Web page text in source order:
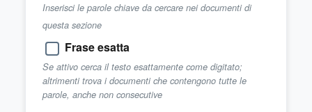
Inserisci le parole chiave da cercare nei documenti di
questa sezione
Frase esatta
Se attivo cerca il testo esattamente come digitato;
altrimenti trova i documenti che contengono tutte le
parole, anche non consecutive